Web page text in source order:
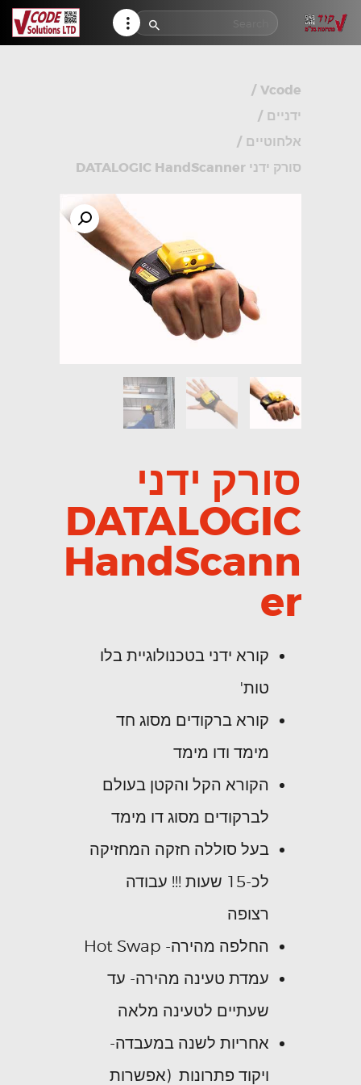
HELP CENTER
Vcode
/
ידניים /
אלחוטיים /
סורק ידני DATALOGIC HandScanner
סורק ידני
DATALOGIC
HandScann
er
קורא ידני בטכנולוגיית בלו
טות'
קורא ברקודים מסוג חד
מימד ודו מימד
הקורא הקל והקטן בעולם
לברקודים מסוג דו מימד
בעל סוללה חזקה המחזיקה
לכ-15 שעות !!! עבודה
רצופה
החלפה מהירה- Hot Swap
עמדת טעינה מהירה- עד
שעתיים לטעינה מלאה
אחריות לשנה במעבדה-
ויקוד פתרונות (אפשרות